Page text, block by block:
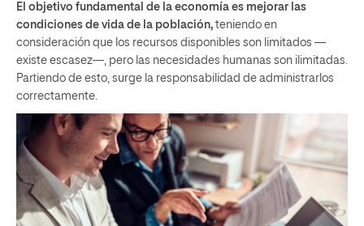
El objetivo fundamental de la economía es mejorar las
condiciones de vida de la población, teniendo en
consideración que los recursos disponibles son limitados —
existe escasez—, pero las necesidades humanas son ilimitadas.
Partiendo de esto, surge la responsabilidad de administrarlos
correctamente.